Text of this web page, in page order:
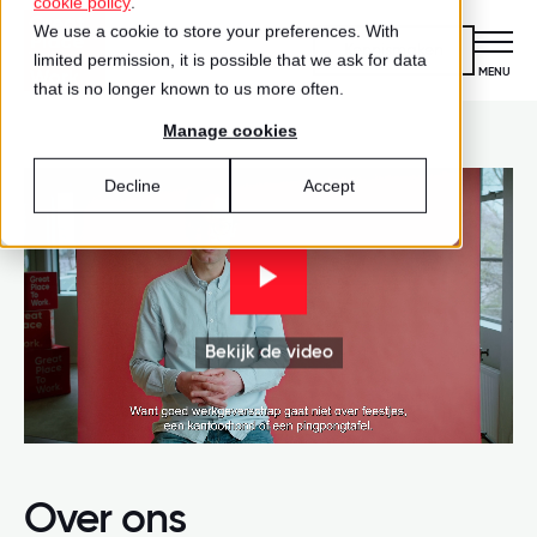
We use a cookie to store your preferences. With
limited permission, it is possible that we ask for data
that is no longer known to us more often.
Manage cookies
Accept
Decline
Kennismaken
MENU
CLOSE
VOOR ORGANISATIES
Wat is certificering?
Aanmelden voor certificering
VOOR MEDEWERKERS
Gecertificeerde organisaties
TEST
to work?
Diensten
Medewerkersonderzoek
Certificering
Best Workplaces
Culture Coaching
Best Workplaces™
ZO WERKT HET
Hoe werkt het?
Aanmelden
Best Workplaces™ Nederland
Inspiratie
Agenda
Ons verhaal
Over ons
Bekijk de video